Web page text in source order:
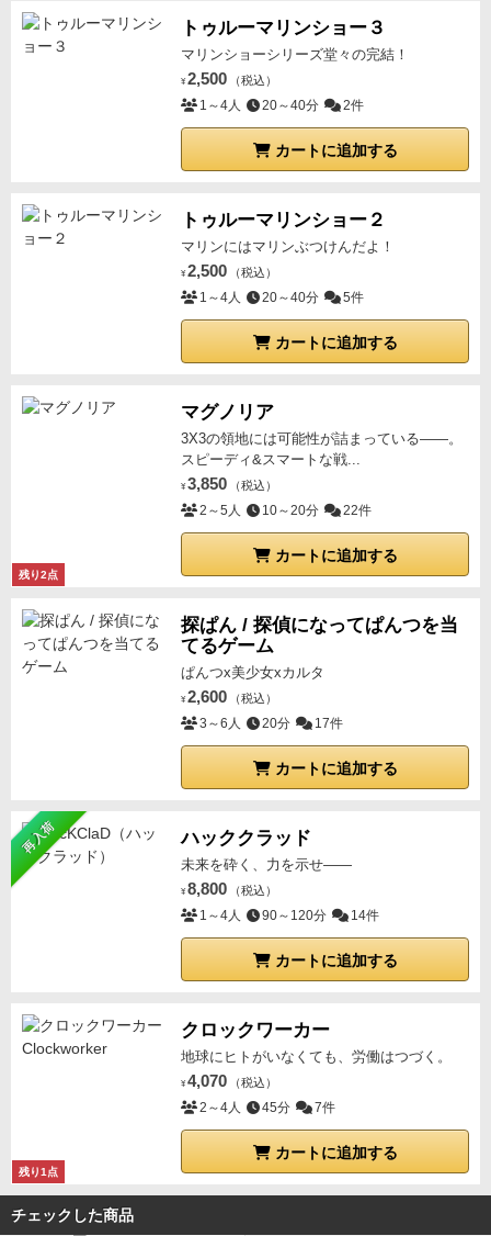
トゥルーマリンショー３
マリンショーシリーズ堂々の完結！
¥ 2,500 （税込）
1～4人 20～40分 2件
カートに追加する
トゥルーマリンショー２
マリンにはマリンぶつけんだよ！
¥ 2,500 （税込）
1～4人 20～40分 5件
カートに追加する
残り2点
マグノリア
3X3の領地には可能性が詰まっている――。
スピーディ&スマートな戦...
¥ 3,850 （税込）
2～5人 10～20分 22件
カートに追加する
探ぱん / 探偵になってぱんつを当
てるゲーム
ぱんつx美少女xカルタ
¥ 2,600 （税込）
3～6人 20分 17件
カートに追加する
再入荷 ハッククラッド
未来を砕く、力を示せ――
¥ 8,800 （税込）
1～4人 90～120分 14件
カートに追加する
残り1点
クロックワーカー
地球にヒトがいなくても、労働はつづく。
¥ 4,070 （税込）
2～4人 45分 7件
カートに追加する
チェックした商品